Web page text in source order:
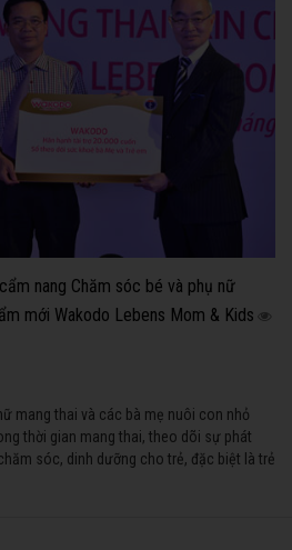
nang Chăm sóc bé và phụ nữ
mới Wakodo Lebens Mom & Kids
mang thai và các bà mẹ nuôi con nhỏ
thời gian mang thai, theo dõi sự phát
sóc, dinh dưỡng cho trẻ, đặc biệt là trẻ
là nội dung chính của cuốn cẩm nang